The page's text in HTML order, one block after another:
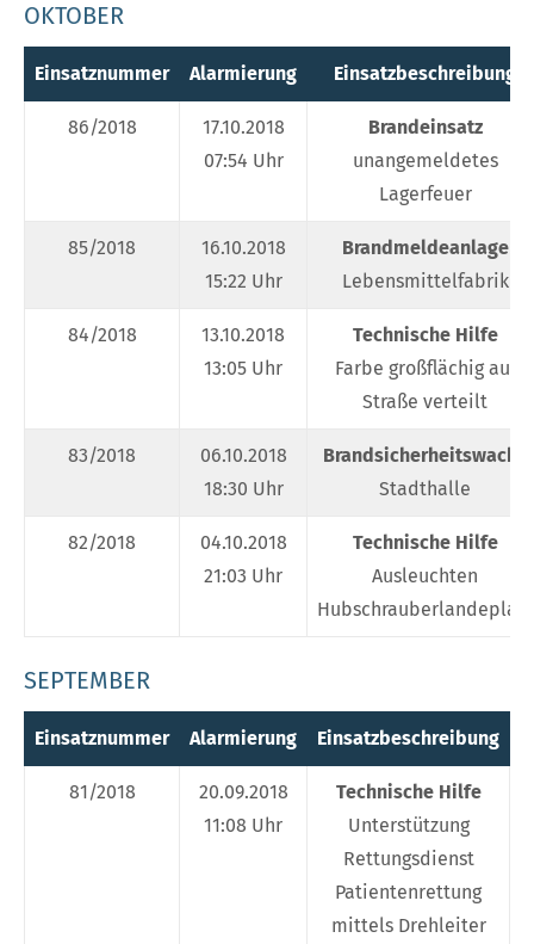
OKTOBER
Einsatznummer Alarmierung Einsatzbeschreibung
86/2018
17.10.2018
07:54 Uhr
Brandeinsatz
unangemeldetes
Lagerfeuer
85/2018
16.10.2018
15:22 Uhr
Brandmeldeanlage
Lebensmittelfabrik
84/2018
13.10.2018
13:05 Uhr
Technische Hilfe
Farbe großflächig auf
Straße verteilt
83/2018
06.10.2018
18:30 Uhr
Brandsicherheitswache
Stadthalle
82/2018
04.10.2018
21:03 Uhr
Technische Hilfe
Ausleuchten
Hubschrauberlandeplatz
SEPTEMBER
Einsatznummer Alarmierung Einsatzbeschreibung
81/2018
20.09.2018
11:08 Uhr
Technische Hilfe
Unterstützung
Rettungsdienst
Patientenrettung
mittels Drehleiter